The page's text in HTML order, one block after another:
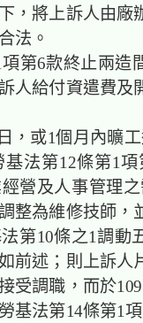
，將上訴人由廠
合法。
第6款終止兩造
人給付資遣費及
，或1個月內曠
法第12條第1
營及人事管理
整為維修技師，
第10條之1調動
前述；則上訴人
受調職，而於
基法第14條第1